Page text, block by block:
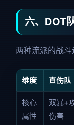
六、DOT
两种流派的战斗
维度 直伤队
核心
属性
双暴+
伤害